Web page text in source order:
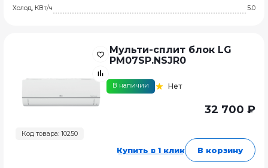
Холод, КВт/ч
5.0
Код товара: 10250
Мульти-сплит блок LG
PM07SP.NSJR0
В наличии Нет
32 700 ₽
Купить в 1 клик В корзину